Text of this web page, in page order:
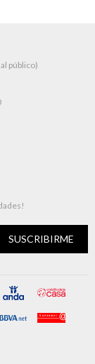
público)
SUSCRIBIRME